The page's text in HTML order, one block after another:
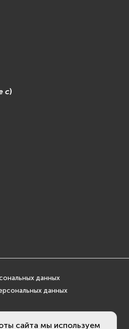
c)
данных
данных
сайта мы используем